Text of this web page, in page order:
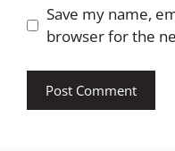
Save my name,
browser for the